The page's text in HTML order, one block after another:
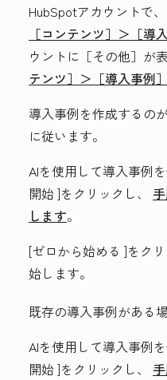
HubSpotアカウントで、
［コンテンツ］＞ ［導
ウントに ［その他］が
テンツ］＞ ［導入事例］
導入事例を作成するの
に従います。
AIを使用して導入事例
開始 ]をクリックし、
します。
[ゼロから始める ]をク
始します。
既存の導入事例がある
AIを使用して導入事例
開始 ]をクリックし、